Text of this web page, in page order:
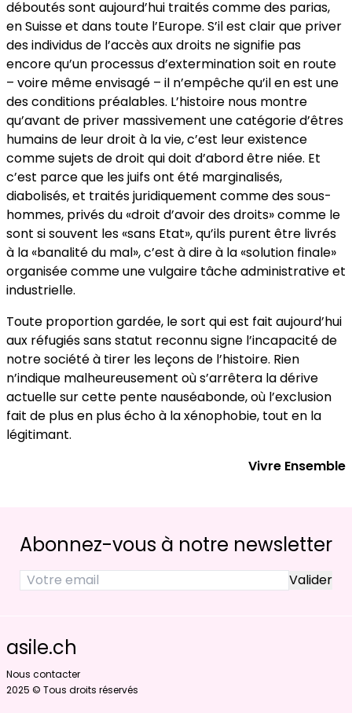
déboutés sont aujourd’hui traités comme des parias,
en Suisse et dans toute l’Europe. S’il est clair que priver
des individus de l’accès aux droits ne signifie pas
encore qu’un processus d’extermination soit en route
– voire même envisagé – il n’empêche qu’il en est une
des conditions préalables. L’histoire nous montre
qu’avant de priver massivement une catégorie d’êtres
humains de leur droit à la vie, c’est leur existence
comme sujets de droit qui doit d’abord être niée. Et
c’est parce que les juifs ont été marginalisés,
diabolisés, et traités juridiquement comme des sous-
hommes, privés du «droit d’avoir des droits» comme le
sont si souvent les «sans Etat», qu’ils purent être livrés
à la «banalité du mal», c’est à dire à la «solution finale»
organisée comme une vulgaire tâche administrative et
industrielle.
Toute proportion gardée, le sort qui est fait aujourd’hui
aux réfugiés sans statut reconnu signe l’incapacité de
notre société à tirer les leçons de l’histoire. Rien
n’indique malheureusement où s’arrêtera la dérive
actuelle sur cette pente nauséabonde, où l’exclusion
fait de plus en plus écho à la xénophobie, tout en la
légitimant.
Vivre Ensemble
Abonnez-vous à notre newsletter
asile.ch
Nous contacter
2025 © Tous droits réservés